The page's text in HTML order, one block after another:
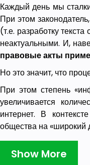
Каждый день мы
При этом
(т.е. разработку
неактуальными. И,
правовые акты
Но это значит, что
При этом степень
увеличивается
интернет. В
общества на «широкий
То есть,законы
компьютеров.
Show More